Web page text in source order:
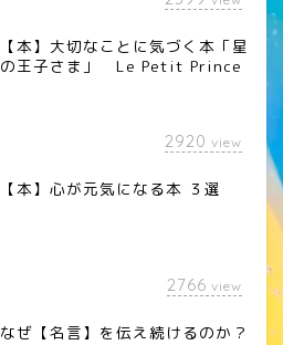
【本】大切なことに気づく本「星
の王子さま」 Le Petit Prince
2920 view
【本】心が元気になる本 ３選
2766 view
なぜ【名言】を伝え続けるのか？